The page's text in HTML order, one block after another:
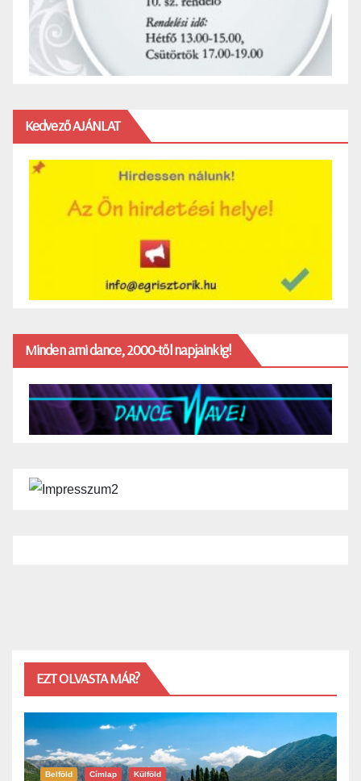
Kedvező AJÁNLAT
Minden ami dance, 2000-től napjainkig!
EZT OLVASTA MÁR?
Belföld Címlap Külföld